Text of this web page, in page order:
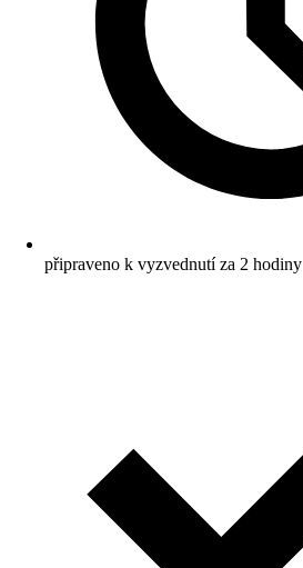
připraveno k vyzvednutí za 2 hodiny